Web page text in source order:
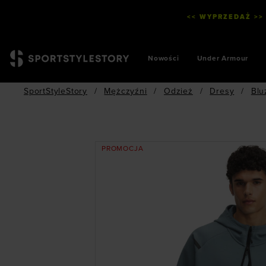
<< WYPRZEDAŻ
Nowości Under Armour
SportStyleStory / Mężczyźni / Odzież / Dresy /
PROMOCJA